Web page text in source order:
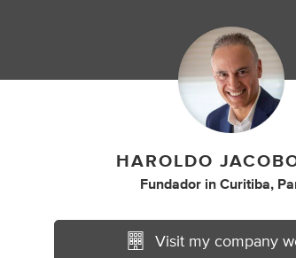
HAROLDO
Fundador in Curitiba,
Visit my company